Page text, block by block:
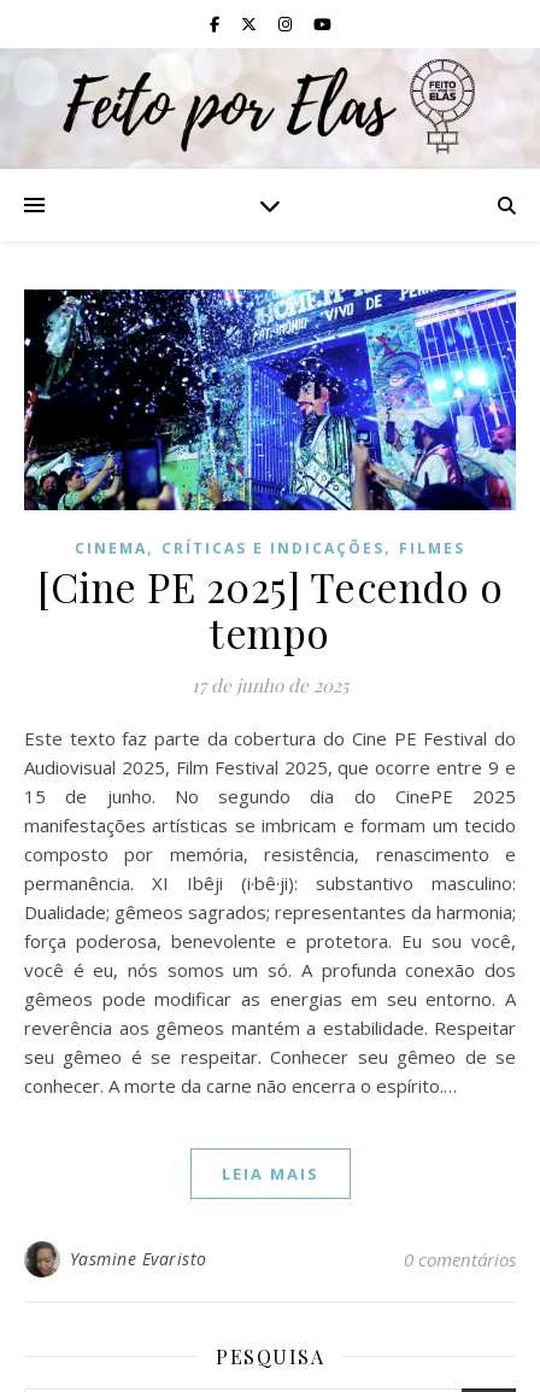
CINEMA, CRÍTICAS E INDICAÇÕES, FILMES
[Cine PE 2025] Tecendo o
tempo
17 de junho de 2025
Este texto faz parte da cobertura do Cine PE Festival do
Audiovisual 2025, Film Festival 2025, que ocorre entre 9 e
15 de junho. No segundo dia do CinePE 2025
manifestações artísticas se imbricam e formam um tecido
composto por memória, resistência, renascimento e
permanência. XI Ibêji (i·bê·ji): substantivo masculino:
Dualidade; gêmeos sagrados; representantes da harmonia;
força poderosa, benevolente e protetora. Eu sou você,
você é eu, nós somos um só. A profunda conexão dos
gêmeos pode modificar as energias em seu entorno. A
reverência aos gêmeos mantém a estabilidade. Respeitar
seu gêmeo é se respeitar. Conhecer seu gêmeo de se
conhecer. A morte da carne não encerra o espírito.…
LEIA MAIS
Yasmine Evaristo 0 comentários
PESQUISA